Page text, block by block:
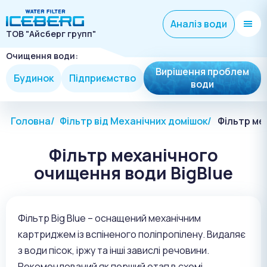
ТОВ "Айсберг групп"
Аналіз води
Очищення води:
Будинок Підприємство
Вирішення проблем
води
Головна Фільтр від Механічних домішок Фільтр
Фільтр механічного
очищення води BigBlue
Фільтр Big Blue – оснащений механічним
картриджем із вспіненого поліпропілену. Видаляє
з води пісок, іржу та інші завислі речовини.